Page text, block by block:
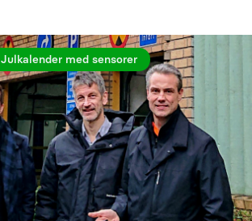
Julkalender med sensorer